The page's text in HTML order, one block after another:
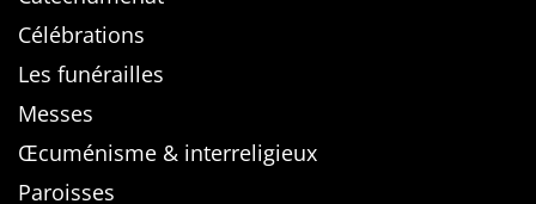
Célébrations
Les funérailles
Messes
Œcuménisme & interreligieux
Paroisses